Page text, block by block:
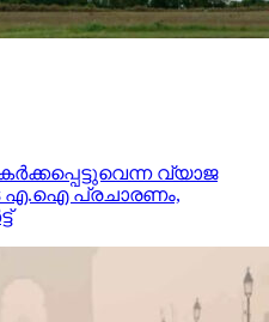
വ്യാജ
എ.ഐ പ്രചാരണം,